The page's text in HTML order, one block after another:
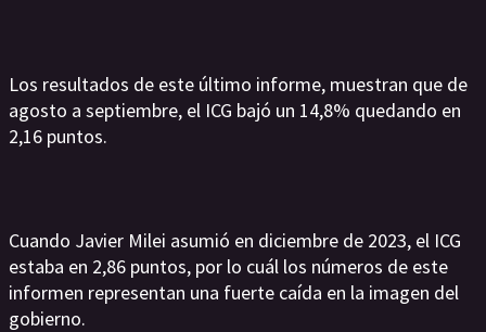
Los resultados de este último informe, muestran que de
agosto a septiembre, el ICG bajó un 14,8% quedando en
2,16 puntos.
Cuando Javier Milei asumió en diciembre de 2023, el ICG
estaba en 2,86 puntos, por lo cuál los números de este
informen representan una fuerte caída en la imagen del
gobierno.